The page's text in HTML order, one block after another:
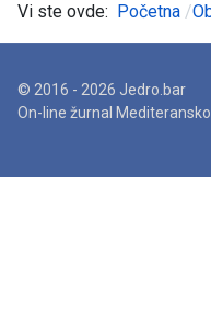
Vi ste ovde: Početna
© 2016 - 2026 Jedro.bar
On-line žurnal